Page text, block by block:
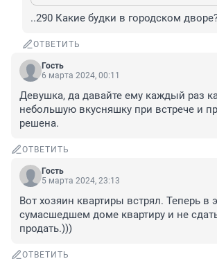
..290 Какие будки в городском
ОТВЕТИТЬ
Гость
6 марта 2024, 00:11
Девушка, да давайте ему каждый раз
небольшую вкусняшку при встрече и
решена.
ОТВЕТИТЬ
Гость
5 марта 2024, 23:13
Вот хозяин квартиры встрял. Теперь в
сумасшедшем доме квартиру и не
продать.)))
ОТВЕТИТЬ